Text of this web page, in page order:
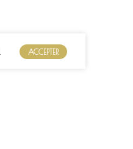
ACCEPTER